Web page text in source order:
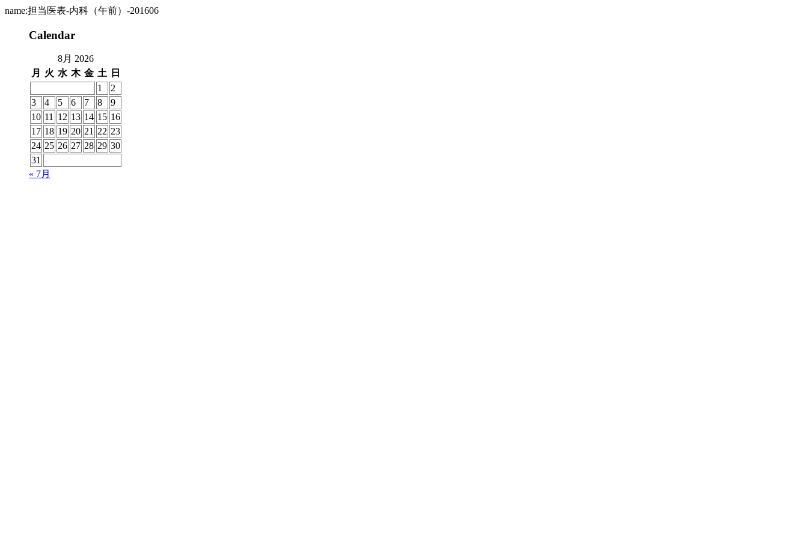
name:担当医表-内科（午前）-201606
Calendar
8月 2026
月
火 水 木 金 土 日
1
2
3
4 5 6 7 8
9
10 11 12 13 14 15 16
17 18 19 20 21 22 23
24 25 26 27 28 29 30
31
« 7月